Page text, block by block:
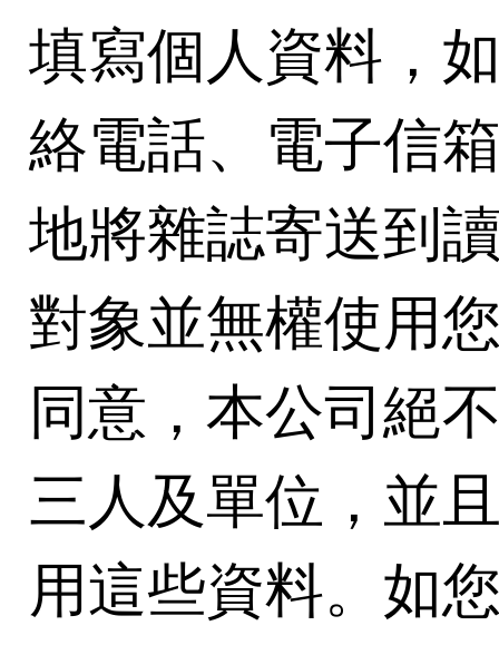
填寫個人資料，
絡電話、電子信
地將雜誌寄送到
對象並無權使用
同意，本公司絕
三人及單位，並
用這些資料。如